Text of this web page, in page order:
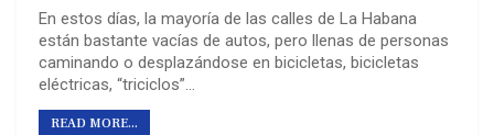
En estos días, la mayoría de las calles de La Habana
están bastante vacías de autos, pero llenas de personas
caminando o desplazándose en bicicletas, bicicletas
eléctricas, “triciclos”…
READ MORE...